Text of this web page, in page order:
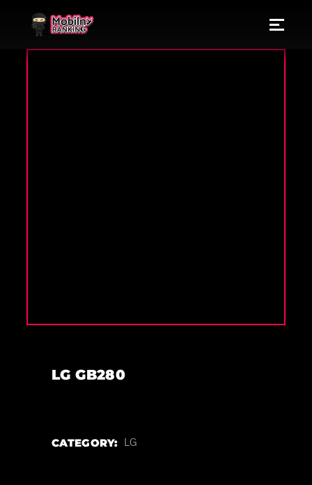
LG GB280
CATEGORY: LG